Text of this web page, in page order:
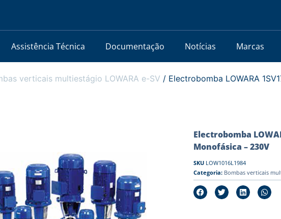
Assistência Técnica Documentação Notícias Marcas
verticais multiestágio LOWARA e-SV / Electrobomba LOWARA
Electrobomba
Monofásica – 230V
SKU LOW1016L1984
Categoria: Bombas verticais